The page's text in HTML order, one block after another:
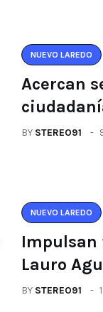
NUEVO LAREDO
Acercan
BY STEREO91
NUEVO LAREDO
Impulsan
Lauro
BY STEREO91